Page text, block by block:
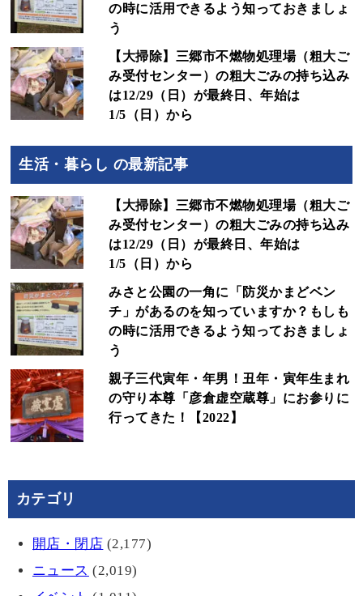
の時に活用できるよう知っておきましょ
う
【大掃除】三郷市不燃物処理場（粗大ご
み受付センター）の粗大ごみの持ち込み
は12/29（日）が最終日、年始は
1/5（日）から
生活・暮らし の最新記事
【大掃除】三郷市不燃物処理場（粗大ご
み受付センター）の粗大ごみの持ち込み
は12/29（日）が最終日、年始は
1/5（日）から
みさと公園の一角に「防災かまどベン
チ」があるのを知っていますか？もしも
の時に活用できるよう知っておきましょ
う
親子三代寅年・年男！丑年・寅年生まれ
の守り本尊「彦倉虚空蔵尊」にお参りに
行ってきた！【2022】
カテゴリ
開店・閉店 (2,177)
ニュース (2,019)